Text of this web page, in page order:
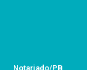
Notariado/PB